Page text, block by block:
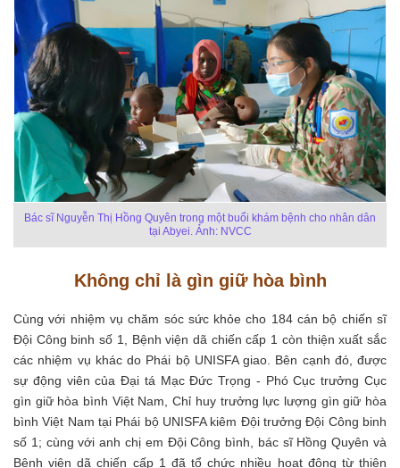
Bác sĩ Nguyễn Thị Hồng Quyên trong một buổi khám bệnh cho nhân dân
tại Abyei. Ảnh: NVCC
Không chỉ là gìn giữ hòa bình
Cùng với nhiệm vụ chăm sóc sức khỏe cho 184 cán bộ chiến sĩ
Đội Công binh số 1, Bệnh viện dã chiến cấp 1 còn thiện xuất sắc
các nhiệm vụ khác do Phái bộ UNISFA giao. Bên cạnh đó, được
sự động viên của Đại tá Mạc Đức Trọng - Phó Cục trưởng Cục
gìn giữ hòa bình Việt Nam, Chỉ huy trưởng lực lượng gìn giữ hòa
bình Việt Nam tại Phái bộ UNISFA kiêm Đội trưởng Đội Công binh
số 1; cùng với anh chị em Đội Công bình, bác sĩ Hồng Quyên và
Bệnh viện dã chiến cấp 1 đã tổ chức nhiều hoạt động từ thiện